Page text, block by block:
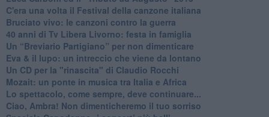
C'era una volta il Festival della canzone italiana
Bruciato vivo: le canzoni contro la guerra
40 anni di Tv Libera Livorno: festa in famiglia
Un “Breviario Partigiano” per non dimenticare
Eva & il lupo: un intreccio che viene da lontano
Un CD per la "rinascita" di Claudio Rocchi
Mozait: un ponte in musica tra Italia e Africa
Lo spettacolo, come sempre, deve continuare...
Ciao, Ambra! Non dimenticheremo il tuo sorriso